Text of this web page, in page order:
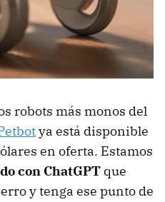
robots más monos del
ya está disponible
en oferta. Estamos
con ChatGPT que
y tenga ese punto de